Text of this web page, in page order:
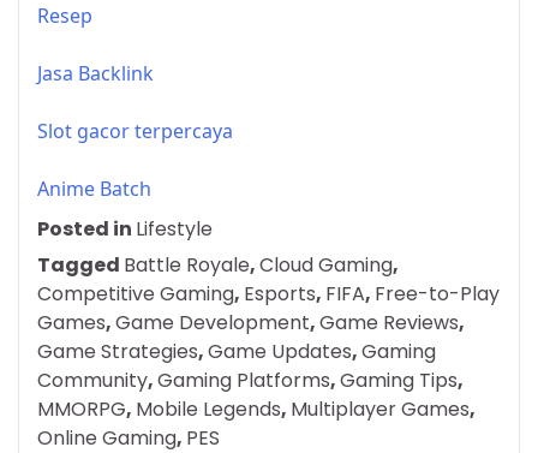
Resep
Jasa Backlink
Slot gacor terpercaya
Anime Batch
Posted in Lifestyle
Tagged Battle Royale,Cloud Gaming,
Competitive Gaming, Esports, FIFA, Free-to-Play
Games,Game Development,Game Reviews,
Game Strategies,Game Updates,Gaming
Community,Gaming Platforms,Gaming Tips,
MMORPG, Mobile Legends, Multiplayer Games,
Online Gaming, PES